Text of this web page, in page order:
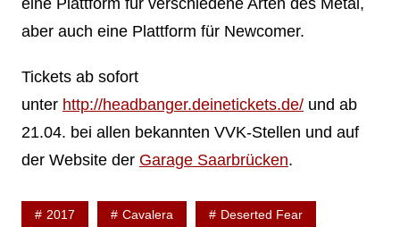
aber auch eine Plattform für Newcomer.
Tickets ab sofort
unter http://headbanger.deinetickets.de/und ab
21.04. bei allen bekannten VVK-Stellen und auf
der Website der Garage Saarbrücken.
2017 Cavalera Deserted Fear